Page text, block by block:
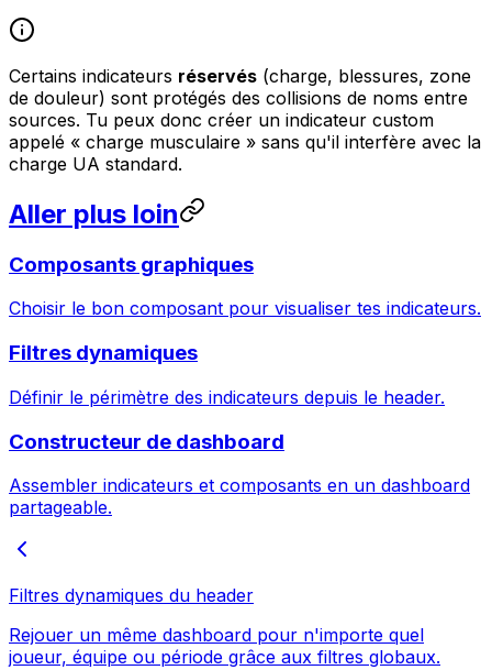
Certains indicateurs réservés (charge, blessures, zone
de douleur) sont protégés des collisions de noms entre
sources. Tu peux donc créer un indicateur custom
appelé « charge musculaire » sans qu'il interfère avec la
charge UA standard.
Aller plus loin
Composants graphiques
Choisir le bon composant pour visualiser tes indicateurs.
Filtres dynamiques
Définir le périmètre des indicateurs depuis le header.
Constructeur de dashboard
Assembler indicateurs et composants en un dashboard
partageable.
Filtres dynamiques du header
Rejouer un même dashboard pour n'importe quel
joueur, équipe ou période grâce aux filtres globaux.